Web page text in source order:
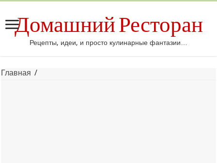
Домашний Ресторан
Рецепты, идеи, и просто кулинарные фантазии…
Главная /